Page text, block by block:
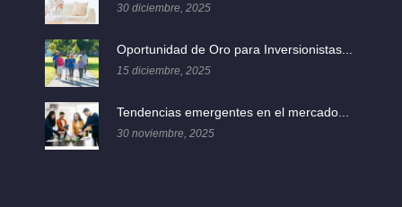
30 diciembre, 2025
Oportunidad de Oro para Inversionistas...
15 diciembre, 2025
Tendencias emergentes en el mercado...
30 noviembre, 2025